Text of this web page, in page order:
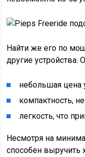
Найти же его по
другие
небольшая цена
компактность,
легкость, что
Несмотря на
способен выручить